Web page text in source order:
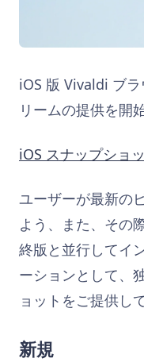
iOS 版 Vivaldi ブ
リームの提供を開
iOS スナップショ
ユーザーが最新の
よう、また、その
終版と並行してイ
ーションとして、
ョットをご提供し
新規